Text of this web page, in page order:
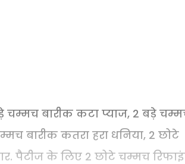
बारीक कटा प्याज, 2 बड़े
बारीक कतरा हरा धनिया, 2 छोटे
पैटीज के लिए 2 छोटे चम्मच